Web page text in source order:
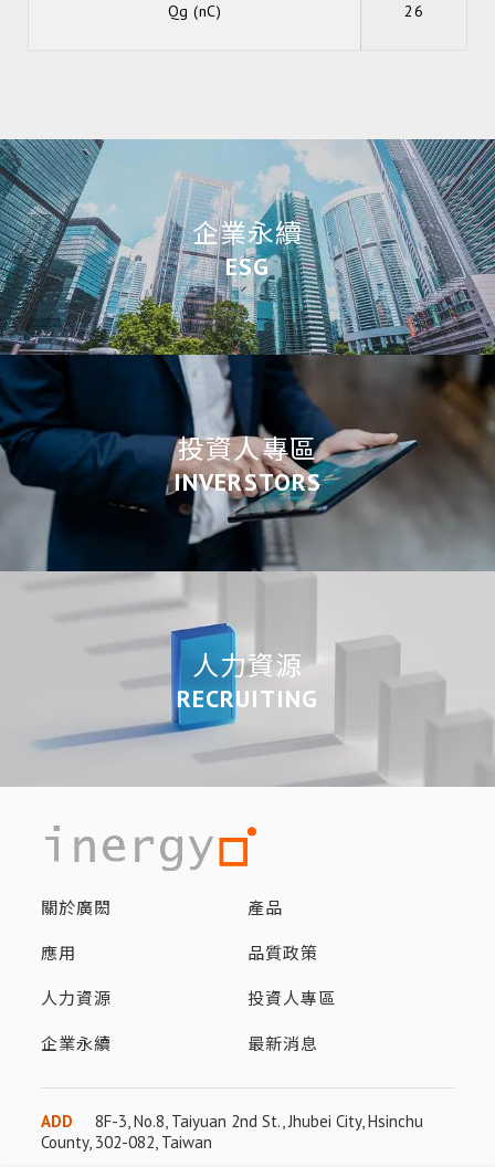
Qg (nC) 26
企業永續
ESG
投資人專區
INVERSTORS
人力資源
RECRUITING
關於廣閎 產品
應用 品質政策
人力資源 投資人專區
企業永續 最新消息
ADD
8F-3, No.8, Taiyuan 2nd St., Jhubei City, Hsinchu
County, 302-082, Taiwan